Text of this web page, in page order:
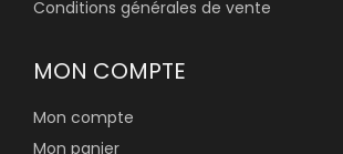
Conditions générales de vente
MON COMPTE
Mon compte
Mon panier